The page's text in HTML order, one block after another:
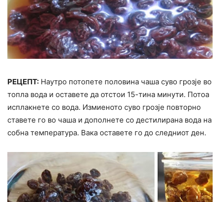
РЕЦЕПТ: Наутро потопете половина чаша суво грозје во
топла вода и оставете да отстои 15-тина минути. Потоа
исплакнете со вода. Измиеното суво грозје повторно
ставете го во чаша и дополнете со дестилирана вода на
собна температура. Вака оставете го до следниот ден.